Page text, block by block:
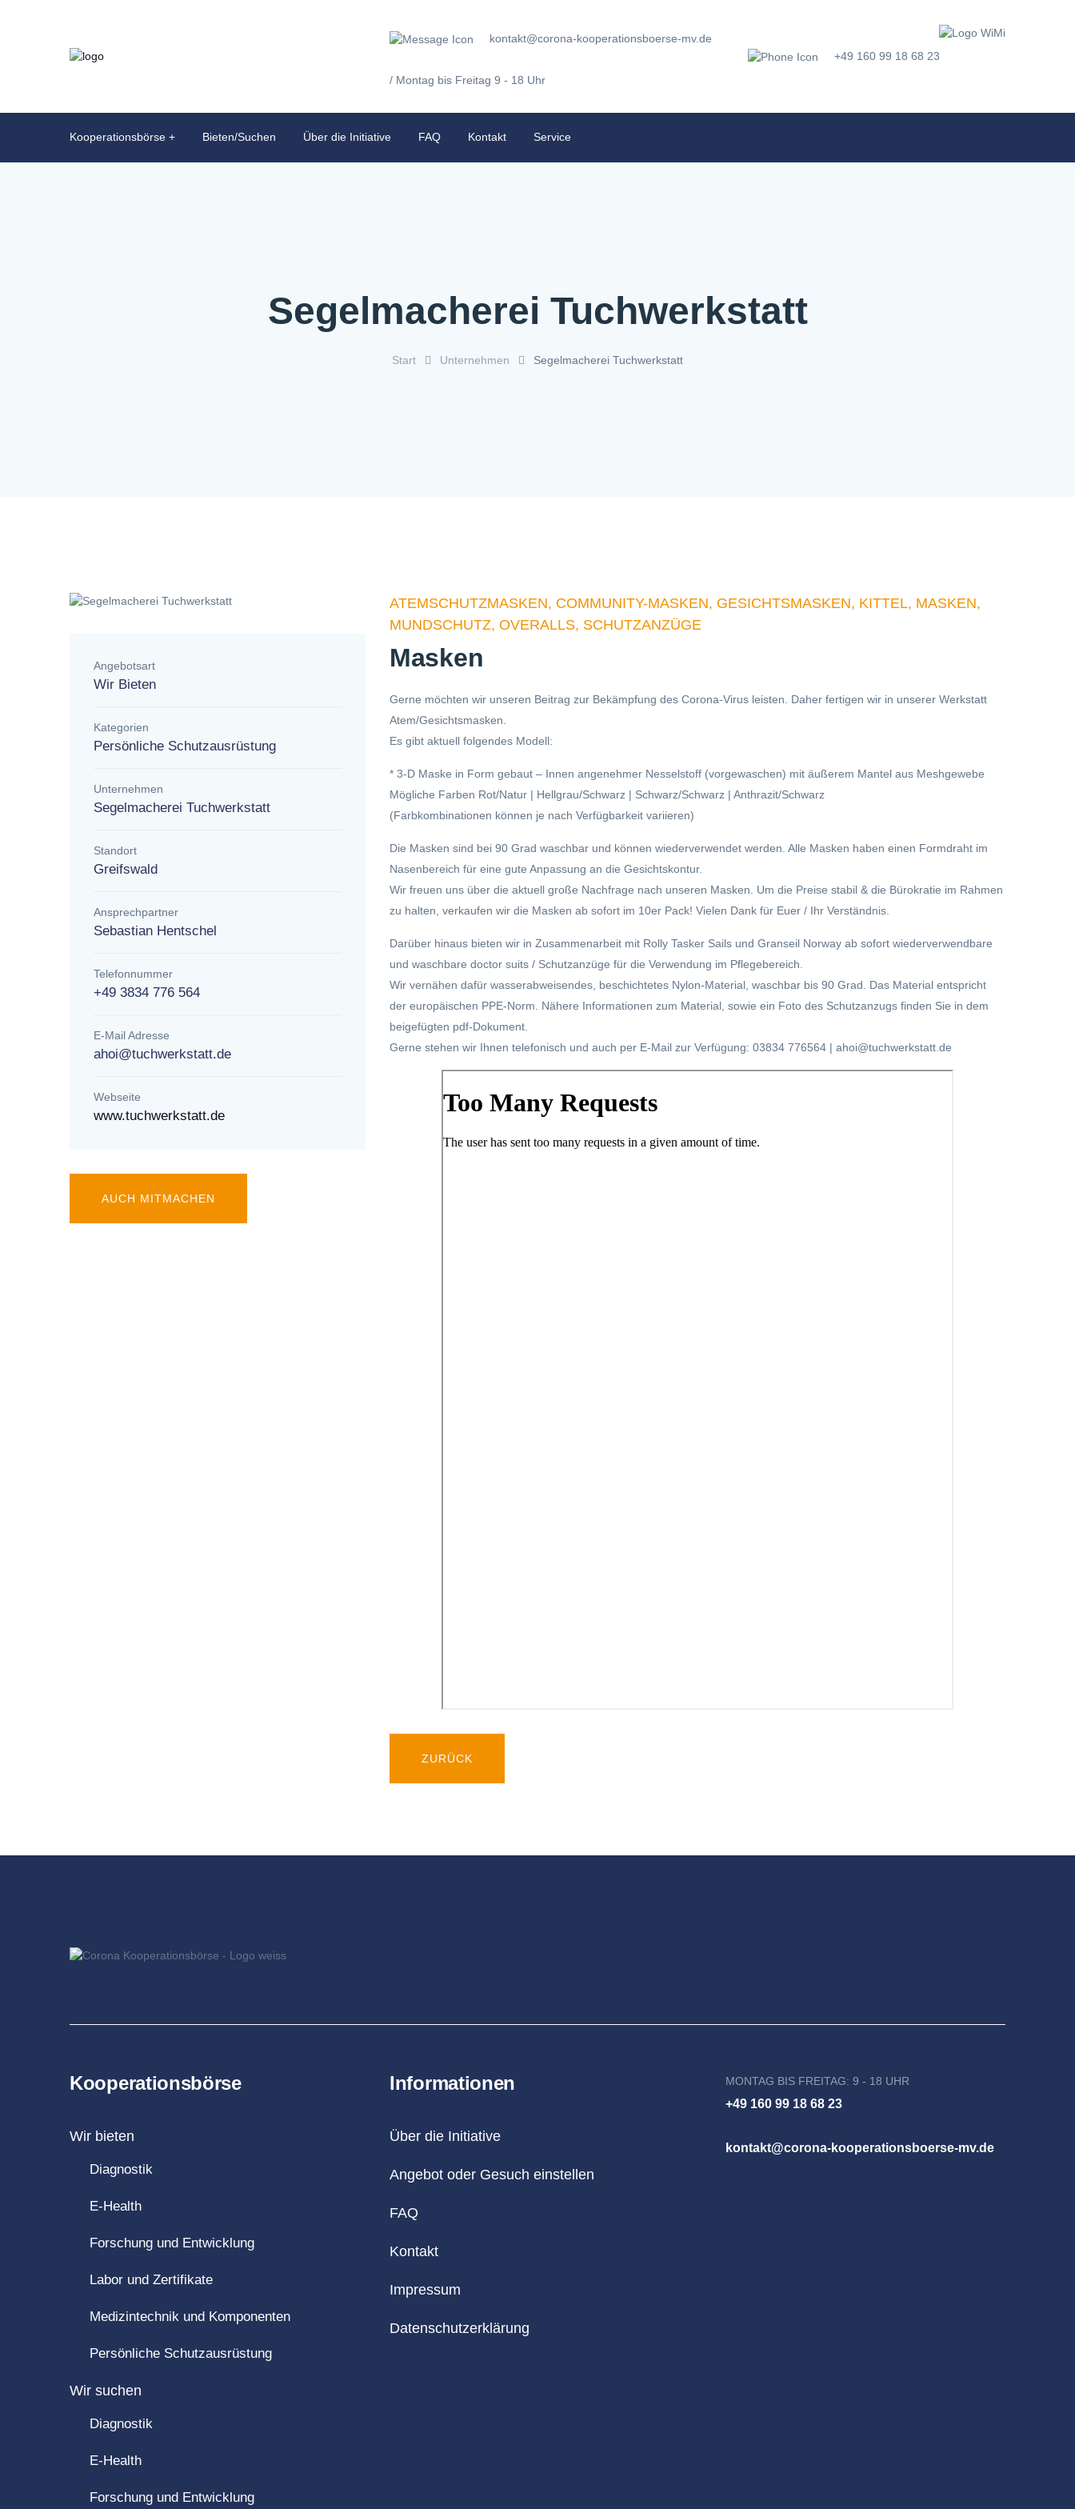
kontakt@corona-kooperationsboerse-mv.de
+49 160 99 18 68 23
/ Montag bis Freitag 9 - 18 Uhr
Kooperationsbörse Bieten/Suchen Über die Initiative FAQ Kontakt Service
Segelmacherei Tuchwerkstatt
Start Unternehmen Segelmacherei Tuchwerkstatt
Angebotsart
Wir Bieten
Kategorien
Persönliche Schutzausrüstung
Unternehmen
Segelmacherei Tuchwerkstatt
Standort
Greifswald
Ansprechpartner
Sebastian Hentschel
Telefonnummer
+49 3834 776 564
E-Mail Adresse
ahoi@tuchwerkstatt.de
Webseite
www.tuchwerkstatt.de
AUCH MITMACHEN
ATEMSCHUTZMASKEN, COMMUNITY-MASKEN, GESICHTSMASKEN, KITTEL, MASKEN,
MUNDSCHUTZ, OVERALLS, SCHUTZANZÜGE
Masken
Gerne möchten wir unseren Beitrag zur Bekämpfung des Corona-Virus leisten. Daher fertigen wir in unserer Werkstatt
Atem/Gesichtsmasken.
Es gibt aktuell folgendes Modell:
* 3-D Maske in Form gebaut – Innen angenehmer Nesselstoff (vorgewaschen) mit äußerem Mantel aus Meshgewebe
Mögliche Farben Rot/Natur | Hellgrau/Schwarz | Schwarz/Schwarz | Anthrazit/Schwarz
(Farbkombinationen können je nach Verfügbarkeit variieren)
Die Masken sind bei 90 Grad waschbar und können wiederverwendet werden. Alle Masken haben einen Formdraht im
Nasenbereich für eine gute Anpassung an die Gesichtskontur.
Wir freuen uns über die aktuell große Nachfrage nach unseren Masken. Um die Preise stabil & die Bürokratie im Rahmen
zu halten, verkaufen wir die Masken ab sofort im 10er Pack! Vielen Dank für Euer / Ihr Verständnis.
Darüber hinaus bieten wir in Zusammenarbeit mit Rolly Tasker Sails und Granseil Norway ab sofort wiederverwendbare
und waschbare doctor suits / Schutzanzüge für die Verwendung im Pflegebereich.
Wir vernähen dafür wasserabweisendes, beschichtetes Nylon-Material, waschbar bis 90 Grad. Das Material entspricht
der europäischen PPE-Norm. Nähere Informationen zum Material, sowie ein Foto des Schutzanzugs finden Sie in dem
beigefügten pdf-Dokument.
Gerne stehen wir Ihnen telefonisch und auch per E-Mail zur Verfügung: 03834 776564 | ahoi@tuchwerkstatt.de
ZURÜCK
Kooperationsbörse
Wir bieten
Diagnostik
E-Health
Forschung und Entwicklung
Labor und Zertifikate
Medizintechnik und Komponenten
Persönliche Schutzausrüstung
Wir suchen
Diagnostik
E-Health
Forschung und Entwicklung
Informationen
Über die Initiative
Angebot oder Gesuch einstellen
FAQ
Kontakt
Impressum
Datenschutzerklärung
MONTAG BIS FREITAG: 9 - 18 UHR
+49 160 99 18 68 23
kontakt@corona-kooperationsboerse-mv.de